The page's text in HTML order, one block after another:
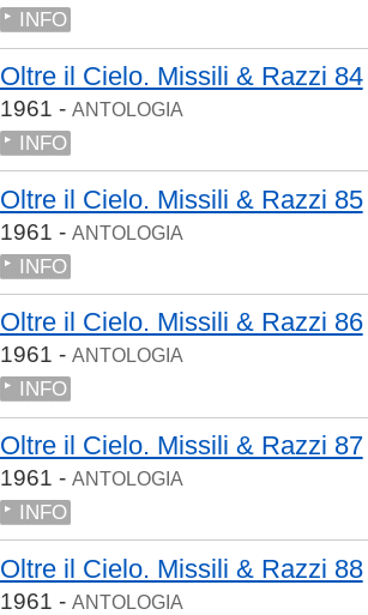
INFO
Oltre il Cielo. Missili & Razzi 84
1961 - ANTOLOGIA
INFO
Oltre il Cielo. Missili & Razzi 85
1961 - ANTOLOGIA
INFO
Oltre il Cielo. Missili & Razzi 86
1961 - ANTOLOGIA
INFO
Oltre il Cielo. Missili & Razzi 87
1961 - ANTOLOGIA
INFO
Oltre il Cielo. Missili & Razzi 88
1961 - ANTOLOGIA